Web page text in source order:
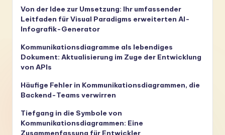
Von der Idee zur Umsetzung: Ihr umfassender
Leitfaden für Visual Paradigms erweiterten AI-
Infografik-Generator
Kommunikationsdiagramme als lebendiges
Dokument: Aktualisierung im Zuge der Entwicklung
von APIs
Häufige Fehler in Kommunikationsdiagrammen, die
Backend-Teams verwirren
Tiefgang in die Symbole von
Kommunikationsdiagrammen: Eine
Zusammenfassung für Entwickler